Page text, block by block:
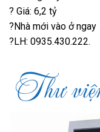
? Giá: 6,2 tỷ
?Nhà mới vào ở ngay
?LH: 0935.430.222.
Thư